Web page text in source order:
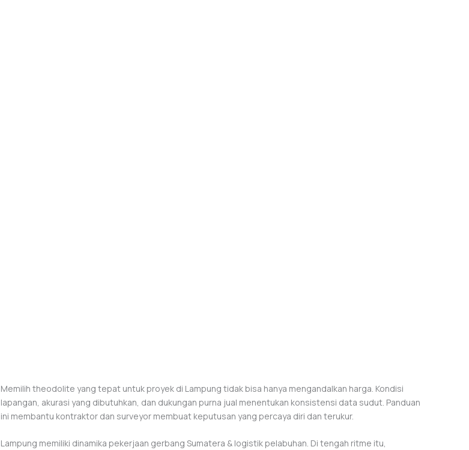
Memilih theodolite yang tepat untuk proyek di Lampung tidak bisa hanya mengandalkan harga. Kondisi
lapangan, akurasi yang dibutuhkan, dan dukungan purna jual menentukan konsistensi data sudut. Panduan
ini membantu kontraktor dan surveyor membuat keputusan yang percaya diri dan terukur.
Lampung memiliki dinamika pekerjaan gerbang Sumatera & logistik pelabuhan. Di tengah ritme itu,